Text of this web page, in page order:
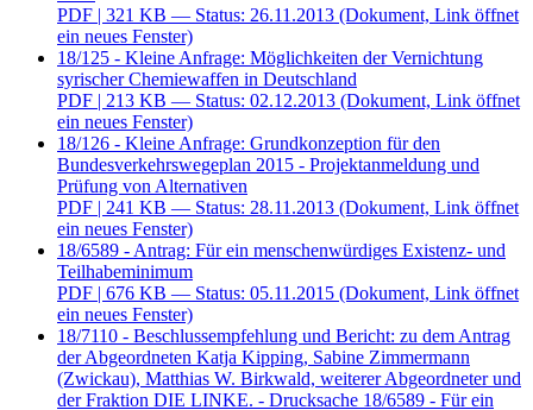
PDF | 321 KB — Status: 26.11.2013 (Dokument, Link öffnet
ein neues Fenster)
18/125 - Kleine Anfrage: Möglichkeiten der Vernichtung
syrischer Chemiewaffen in Deutschland
PDF | 213 KB — Status: 02.12.2013 (Dokument, Link öffnet
ein neues Fenster)
18/126 - Kleine Anfrage: Grundkonzeption für den
Bundesverkehrswegeplan 2015 - Projektanmeldung und
Prüfung von Alternativen
PDF | 241 KB — Status: 28.11.2013 (Dokument, Link öffnet
ein neues Fenster)
18/6589 - Antrag: Für ein menschenwürdiges Existenz- und
Teilhabeminimum
PDF | 676 KB — Status: 05.11.2015 (Dokument, Link öffnet
ein neues Fenster)
18/7110 - Beschlussempfehlung und Bericht: zu dem Antrag
der Abgeordneten Katja Kipping, Sabine Zimmermann
(Zwickau), Matthias W. Birkwald, weiterer Abgeordneter und
der Fraktion DIE LINKE. - Drucksache 18/6589 - Für ein